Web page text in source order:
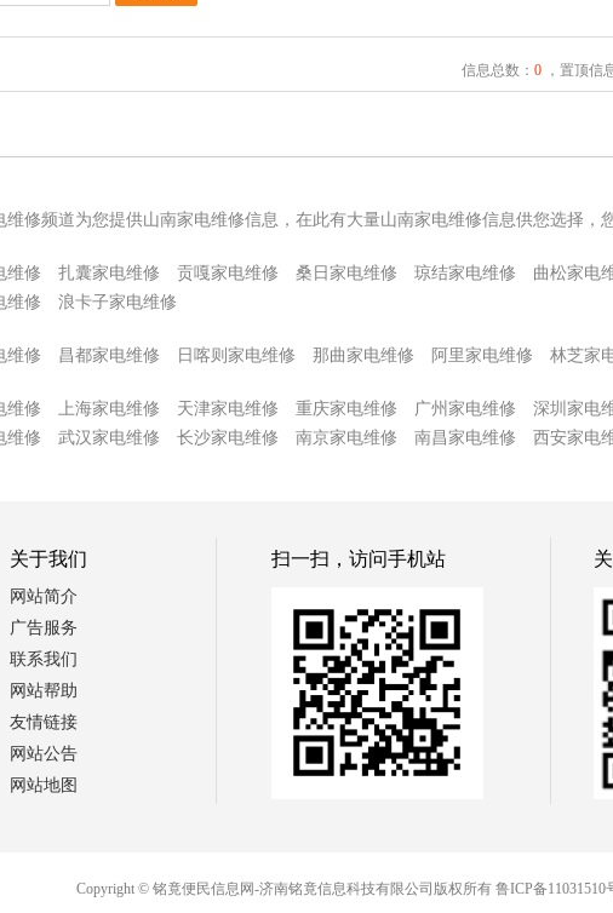
信息总数： 0，置顶信
维修频道为您提供山南家电维修信息，在此有大量山南家电维修信息供您选择，
维修 扎囊家电维修 贡嘎家电维修 桑日家电维修 琼结家电维修 曲松家电
维修
浪卡子家电维修
维修 昌都家电维修 日喀则家电维修 那曲家电维修 阿里家电维修 林芝家
维修 上海家电维修 天津家电维修 重庆家电维修 广州家电维修 深圳家电
维修
武汉家电维修 长沙家电维修 南京家电维修 南昌家电维修 西安家电
关于我们
网站简介
广告服务
联系我们
网站帮助
友情链接
网站公告
网站地图
扫一扫，访问手机站
Copyright © 铭竟便民信息网-济南铭竟信息科技有限公司版权所有 鲁ICP备11031510